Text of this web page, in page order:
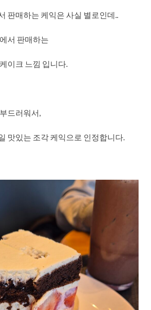
판매하는 케익은 사실 별로인데..
서 판매하는
이크 느낌 입니다.
드러워서,
맛있는 조각 케익으로 인정합니다.